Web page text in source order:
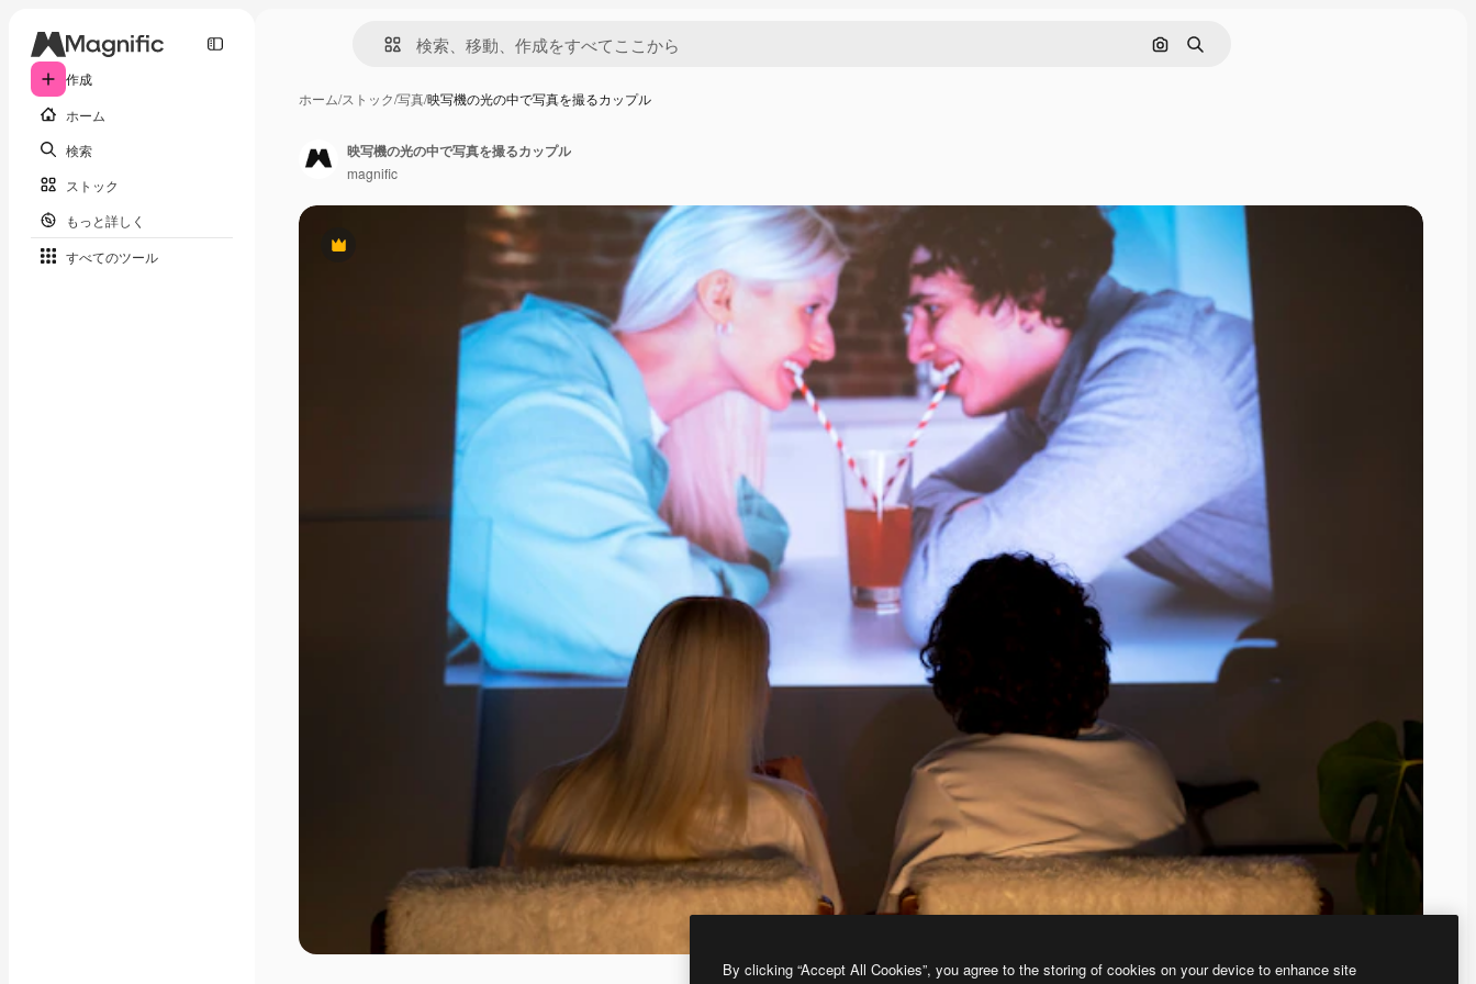
作成
ホーム
検索
ストック
もっと詳しく
すべてのツール
画像で検索
検索
ホーム/ストック/写真/映写機の光の中で写真を撮るカップル
Premium
映写機の光の中で写真を撮るカップル
magnific
By clicking “Accept All Cookies”, you agree to the storing of cookies on your device to enhance site